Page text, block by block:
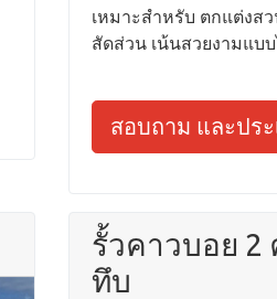
เหมาะสำหรับ ตกแต่งส
สัดส่วน เน้นสวยงามแบ
สอบถาม และปร
รั้วคาวบอย 2
ทึบ